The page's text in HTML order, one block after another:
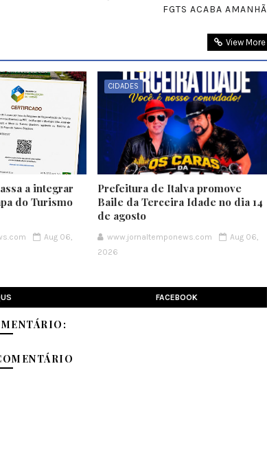
FGTS ACABA AMANHÃ
View More
a integrar
do Turismo
Aug 06,
CIDADES
Prefeitura de Italva promove
Baile da Terceira Idade no dia 14
de agosto
www.jornaltemponews.com
Aug 06,
2026
FACEBOOK